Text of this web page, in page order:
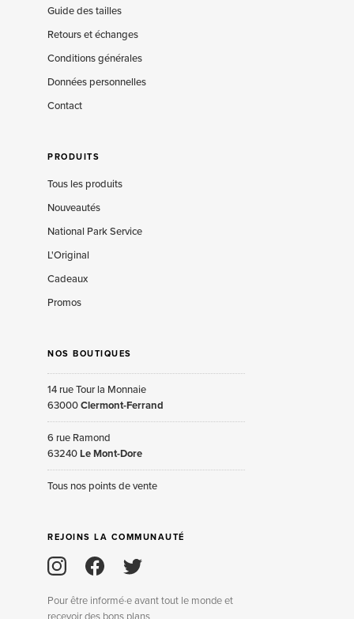
Guide des tailles
Retours et échanges
Conditions générales
Données personnelles
Contact
PRODUITS
Tous les produits
Nouveautés
National Park Service
L'Original
Cadeaux
Promos
NOS BOUTIQUES
14 rue Tour la Monnaie
63000Clermont-Ferrand
6 rue Ramond
63240Le Mont-Dore
Tous nos points de vente
REJOINS LA COMMUNAUTÉ
Pour être informé·e avant tout le monde et